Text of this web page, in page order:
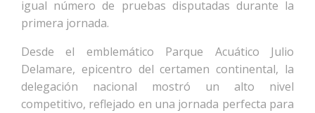
igual número de pruebas disputadas durante la
primera jornada.
Desde el emblemático Parque Acuático Julio
Delamare, epicentro del certamen continental, la
delegación nacional mostró un alto nivel
competitivo, reflejado en una jornada perfecta para